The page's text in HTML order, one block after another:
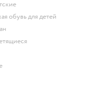
обувь для детей